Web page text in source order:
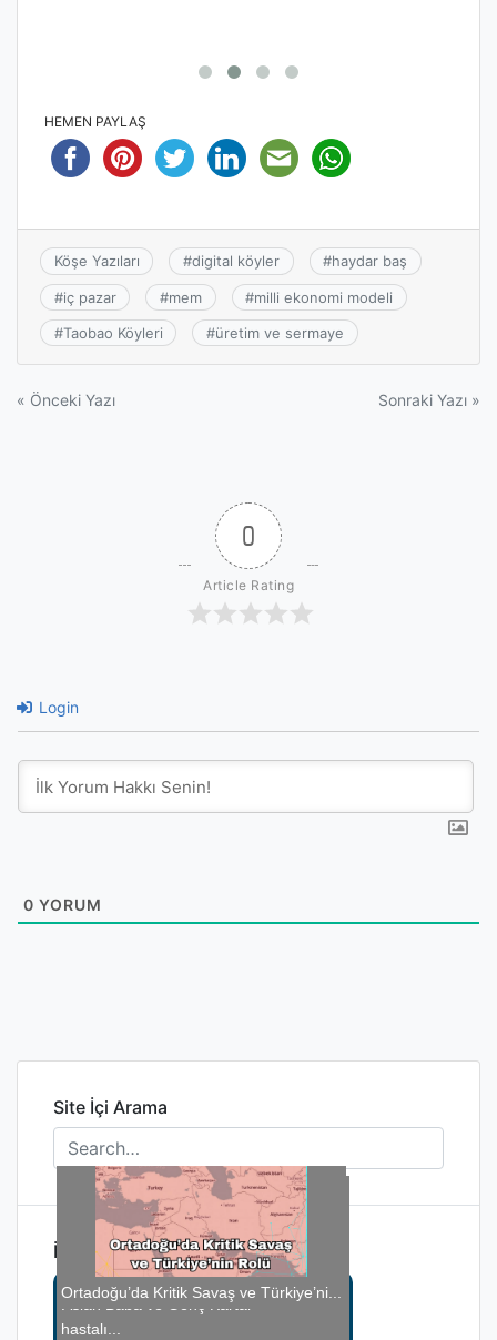
HEMEN PAYLAŞ
Köşe Yazıları #digital köyler #haydar baş
#iç pazar #mem #milli ekonomi modeli
#Taobao Köyleri #üretim ve sermaye
Yazı
« Önceki Yazı Sonraki Yazı »
0
Article Rating
Login
0 YORUM
Site İçi Arama
İlginizi Çekebilir
Mehmet Şimşek'in Atanması ve Türkiye
Ekon...
Fiziksel aktivitedeki azalma birçok
hastalı...
Kerbelâ’dan Günümüze: Yalnızlığın �...
Aslan Baba ve Genç Kartal
Ortadoğu’da Kritik Savaş ve Türkiye’ni...